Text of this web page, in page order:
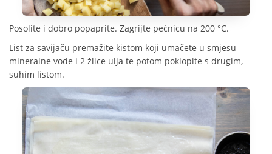
Posolite i dobro popaprite. Zagrijte pećnicu na 200 °C.
List za savijaču premažite kistom koji umačete u smjesu
mineralne vode i 2 žlice ulja te potom poklopite s drugim,
suhim listom.